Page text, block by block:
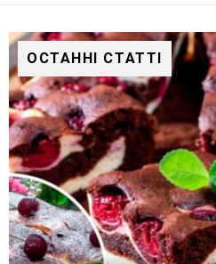
ОСТАННІ СТАТТІ